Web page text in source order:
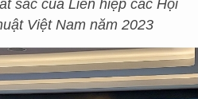
sắc của Liên hiệp các Hội
Việt Nam năm 2023